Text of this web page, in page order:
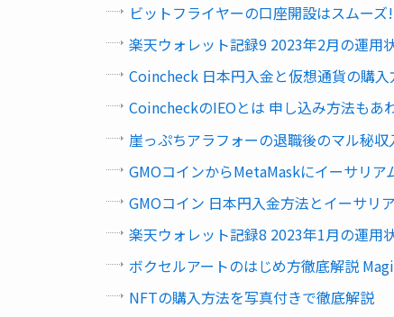
ビットフライヤーの口座開設はスムー
楽天ウォレット記録9 2023年2月の運用
Coincheck 日本円入金と仮想通貨の購
CoincheckのIEOとは 申し込み方法もあ
崖っぷちアラフォーの退職後のマル秘収
GMOコインからMetaMaskにイーサリア
GMOコイン 日本円入金方法とイーサリ
楽天ウォレット記録8 2023年1月の運用
ボクセルアートのはじめ方徹底解説
NFTの購入方法を写真付きで徹底解説